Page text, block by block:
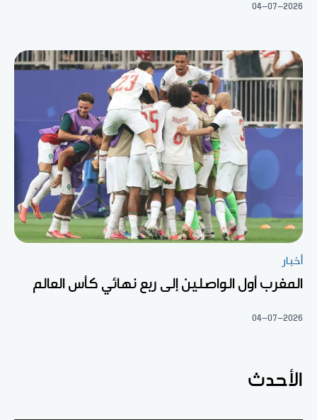
04-07-2026
أخبار
المغرب أول الواصلين إلى ربع نهائي كأس العالم
04-07-2026
الأحدث